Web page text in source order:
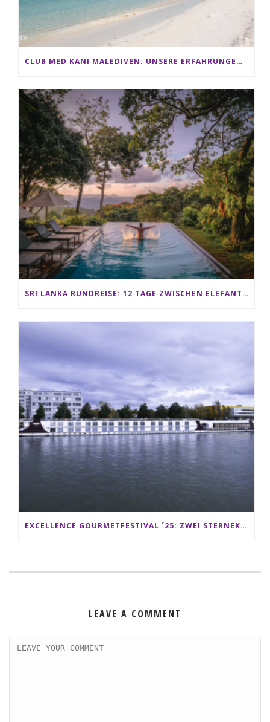
CLUB MED KANI MALEDIVEN: UNSERE ERFAHRUNGEN IM ALL-INCLUSIVE PARADIES
SRI LANKA RUNDREISE: 12 TAGE ZWISCHEN ELEFANTEN, TEEPLANTAGEN & STRAND ALS FAMILIE
EXCELLENCE GOURMETFESTIVAL ´25: ZWEI STERNEKÖCHE ANTONIO GUIDA & DARIO MORESCO VERWÖHNEN IHRE GÄSTE AUF EINER LUXERIÖSEN SCHIFFSREISE
LEAVE A COMMENT